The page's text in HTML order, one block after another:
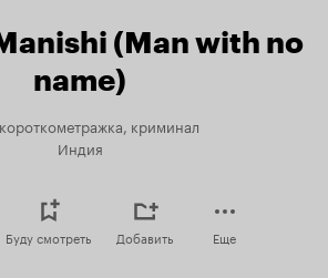
(Man with no
name)
криминал
Индия
Буду смотреть Добавить Еще